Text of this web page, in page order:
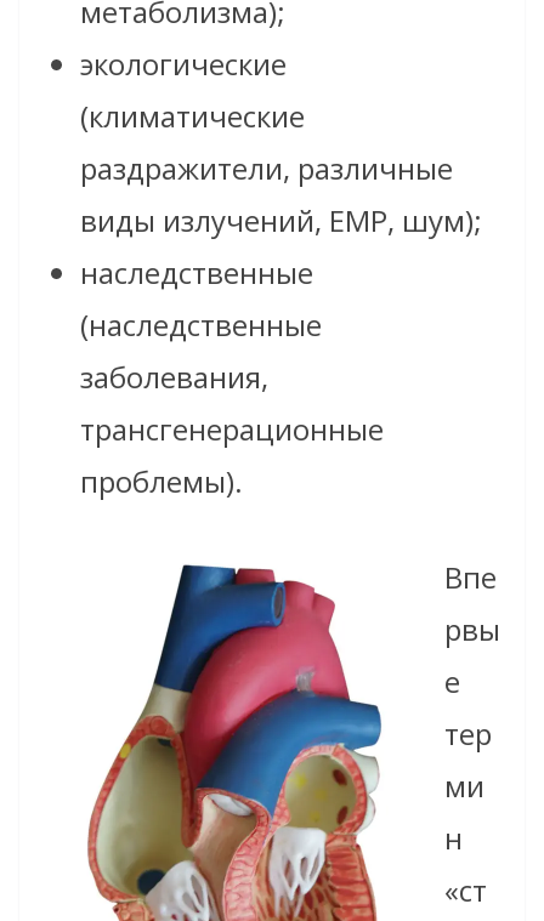
метаболизма);
экологические
(климатические
раздражители, различные
виды излучений, ЕМР, шум);
наследственные
(наследственные
заболевания,
трансгенерационные
проблемы).
Впе
рвы
е
тер
ми
н
«ст